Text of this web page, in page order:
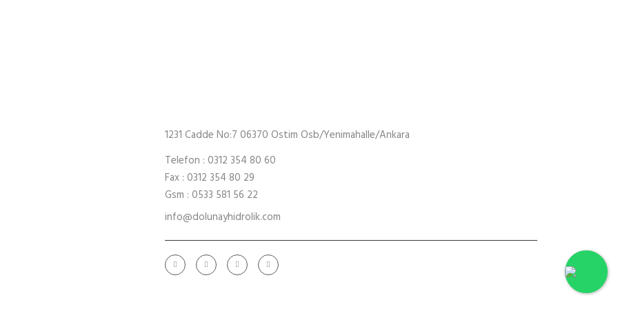
1231 Cadde No:7 06370 Ostim Osb/Yenimahalle/Ankara
Telefon : 0312 354 80 60
Fax : 0312 354 80 29
Gsm : 0533 581 56 22
info@dolunayhidrolik.com